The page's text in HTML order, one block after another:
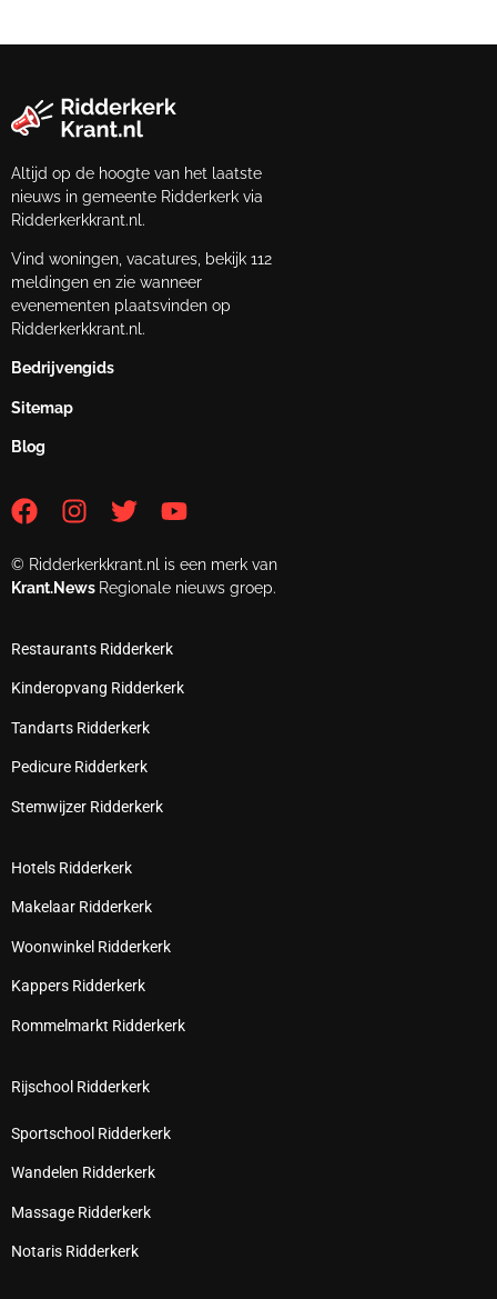
Altijd op de hoogte van het laatste
nieuws in gemeente Ridderkerk via
Ridderkerkkrant.nl.
Vind woningen, vacatures, bekijk 112
meldingen en zie wanneer
evenementen plaatsvinden op
Ridderkerkkrant.nl.
Bedrijvengids
Sitemap
Blog
© Ridderkerkkrant.nl is een merk van
Krant.News Regionale nieuws groep.
Restaurants Ridderkerk
Kinderopvang Ridderkerk
Tandarts Ridderkerk
Pedicure Ridderkerk
Stemwijzer Ridderkerk
Hotels Ridderkerk
Makelaar Ridderkerk
Woonwinkel Ridderkerk
Kappers Ridderkerk
Rommelmarkt Ridderkerk
Rijschool Ridderkerk
Sportschool Ridderkerk
Wandelen Ridderkerk
Massage Ridderkerk
Notaris Ridderkerk